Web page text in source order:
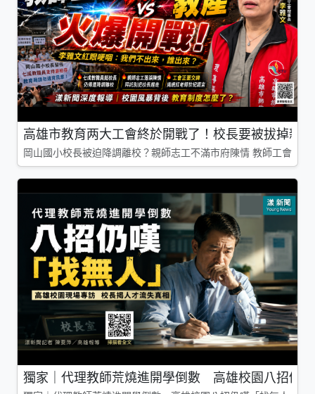
高雄市教育两大工會終於開戰了！校長要被拔掉親
岡山國小校長被迫降調離校？親師志工不滿市府陳情 教師工會槓
獨家｜代理教師荒燒進開學倒數 高雄校園八招仍